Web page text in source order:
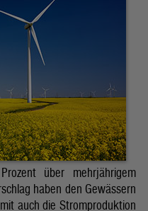
über mehrjährigem
haben den Gewässern
auch die Stromproduktion